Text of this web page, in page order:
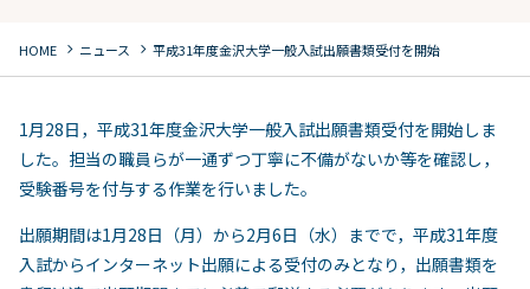
HOME chevron_right ニュース chevron_right 平成31年度金沢大学一般入試出願書類受付を開始
1月28日，平成31年度金沢大学一般入試出願書類受付を開始しま
した。担当の職員らが一通ずつ丁寧に不備がないか等を確認し，
受験番号を付与する作業を行いました。
出願期間は1月28日（月）から2月6日（水）までで，平成31年度
入試からインターネット出願による受付のみとなり，出願書類を